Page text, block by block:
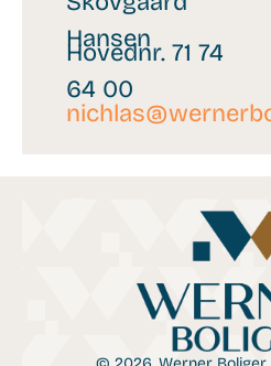
Hansen
Hovednr. 71 74
64 00